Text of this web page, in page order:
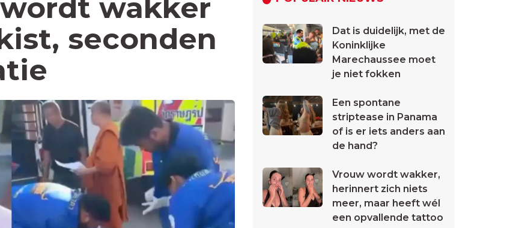
wakker
seconden
Dat is duidelijk, met de
Koninklijke
Marechaussee moet
je niet fokken
Een spontane
striptease in Panama
of is er iets anders aan
de hand?
Vrouw wordt wakker,
herinnert zich niets
meer, maar heeft wél
een opvallende tattoo